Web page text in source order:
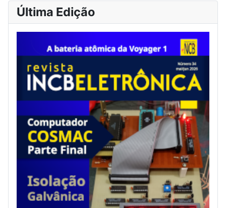
Última Edição